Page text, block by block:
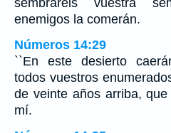
enemigos la comerán.
Números 14:29
``En este desierto
todos vuestros
de veinte años arriba,
mí.